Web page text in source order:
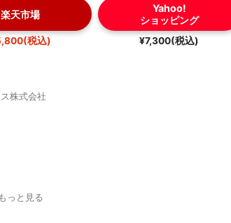
楽天市場
税込)
Yahoo!
ショッピング
¥7,300(税込)
株式会社
もっと見る